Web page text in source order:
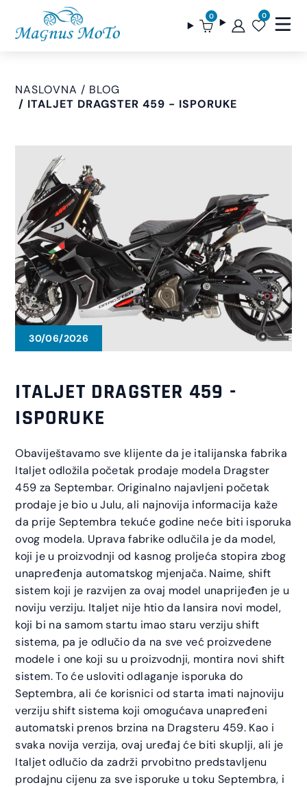
0 0
NASLOVNA
BLOG
ITALJET DRAGSTER 459 - ISPORUKE
30/06/2026
ITALJET DRAGSTER 459 -
ISPORUKE
Obaviještavamo sve klijente da je italijanska fabrika
Italjet odložila početak prodaje modela Dragster
459 za Septembar. Originalno najavljeni početak
prodaje je bio u Julu, ali najnovija informacija kaže
da prije Septembra tekuće godine neće biti isporuka
ovog modela. Uprava fabrike odlučila je da model,
koji je u proizvodnji od kasnog proljeća stopira zbog
unapređenja automatskog mjenjača. Naime, shift
sistem koji je razvijen za ovaj model unaprijeđen je u
noviju verziju. Italjet nije htio da lansira novi model,
koji bi na samom startu imao staru verziju shift
sistema, pa je odlučio da na sve već proizvedene
modele i one koji su u proizvodnji, montira novi shift
sistem. To će usloviti odlaganje isporuka do
Septembra, ali će korisnici od starta imati najnoviju
verziju shift sistema koji omogućava unapređeni
automatski prenos brzina na Dragsteru 459. Kao i
svaka novija verzija, ovaj uređaj će biti skuplji, ali je
Italjet odlučio da zadrži prvobitno predstavljenu
prodajnu cijenu za sve isporuke u toku Septembra, i